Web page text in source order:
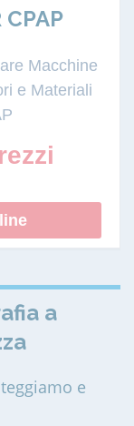
Macchine
e Materiali
a
e